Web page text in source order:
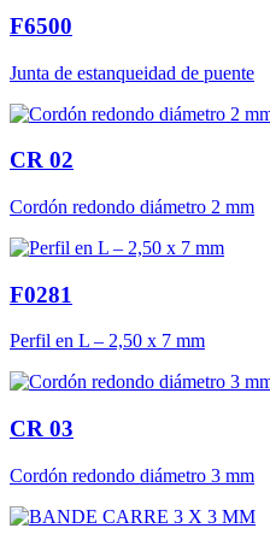
F6500
Junta de estanqueidad de puente
CR 02
Cordón redondo diámetro 2 mm
F0281
Perfil en L – 2,50 x 7 mm
CR 03
Cordón redondo diámetro 3 mm